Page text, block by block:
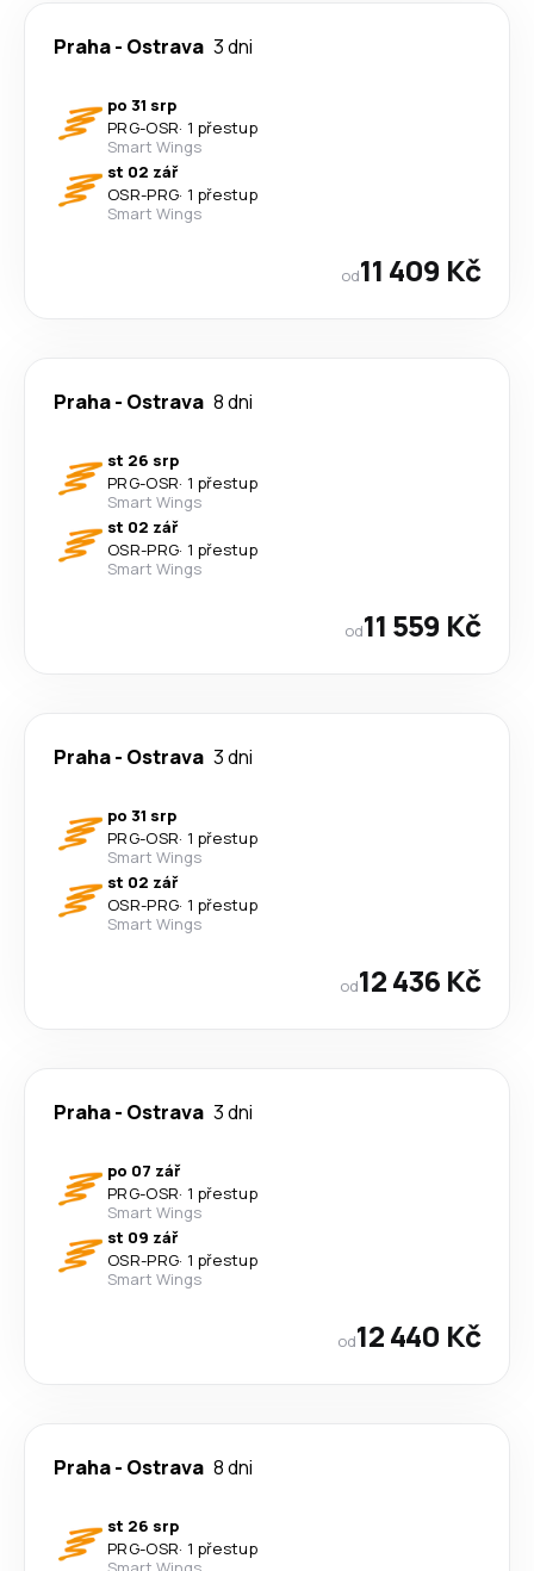
Praha- Ostrava 3 dni
po 31 srp
PRG-OSR· 1 přestup
Smart Wings
st 02 zář
OSR-PRG· 1 přestup
Smart Wings
od11 409 Kč
Praha- Ostrava 8 dni
st 26 srp
PRG-OSR· 1 přestup
Smart Wings
st 02 zář
OSR-PRG· 1 přestup
Smart Wings
od11 559 Kč
Praha- Ostrava 3 dni
po 31 srp
PRG-OSR· 1 přestup
Smart Wings
st 02 zář
OSR-PRG· 1 přestup
Smart Wings
od12 436 Kč
Praha- Ostrava 3 dni
po 07 zář
PRG-OSR· 1 přestup
Smart Wings
st 09 zář
OSR-PRG· 1 přestup
Smart Wings
od12 440 Kč
Praha- Ostrava 8 dni
st 26 srp
PRG-OSR· 1 přestup